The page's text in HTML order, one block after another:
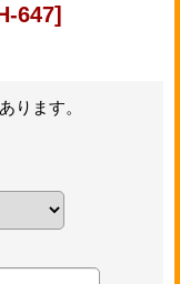
647]
ります。